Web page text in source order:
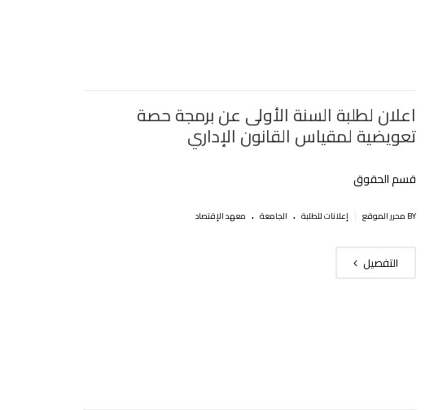
اعلان لطلبة السنة الأولى عن برمجة حصة
تعويضية لمقياس القانون الإداري
قسم الحقوق
BY محرر الموقع إعلانات للطلبة . الجامعة . معهد الإقتصاد
التفصيل